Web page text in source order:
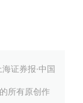
证券报·中国
所有原创作